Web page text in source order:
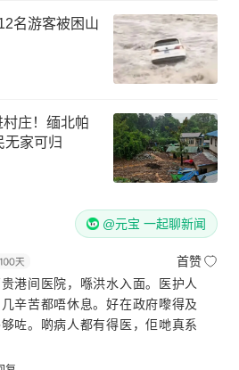
名游客被困山
庄！缅北帕
无家可归
@元宝 一起聊新闻
首赞
贵港间医院，喺洪水入面。医护人
辛苦都唔休息。好在政府嚟得及
咗。啲病人都有得医，佢哋真系